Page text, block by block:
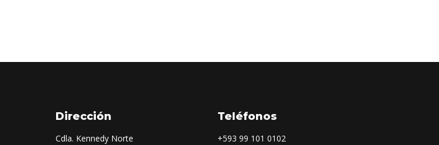
Dirección
Cdla. Kennedy Norte
Teléfonos
+593 99 101 0102